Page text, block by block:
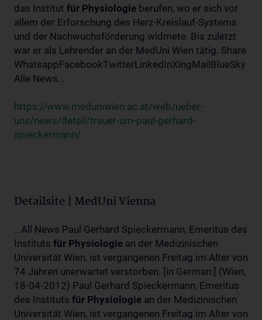
das Institut für Physiologie berufen, wo er sich vor
allem der Erforschung des Herz-Kreislauf-Systems
und der Nachwuchsförderung widmete. Bis zuletzt
war er als Lehrender an der MedUni Wien tätig. Share
WhatsappFacebookTwitterLinkedInXingMailBlueSky
Alle News...
https://www.meduniwien.ac.at/web/ueber-
uns/news/detail/trauer-um-paul-gerhard-
spieckermann/
Detailsite | MedUni Vienna
...All News Paul Gerhard Spieckermann, Emeritus des
Instituts für Physiologie an der Medizinischen
Universität Wien, ist vergangenen Freitag im Alter von
74 Jahren unerwartet verstorben. [in German:] (Wien,
18-04-2012) Paul Gerhard Spieckermann, Emeritus
des Instituts für Physiologie an der Medizinischen
Universität Wien, ist vergangenen Freitag im Alter von